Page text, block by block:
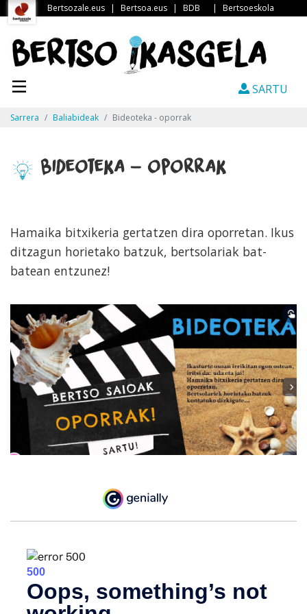
Bertsozale.eus | Bertsoa.eus | BDB | Bertsoeskola
SARTU
Sarrera Baliabideak Bideoteka - oporrak
Bideoteka - oporrak
Hamaika bitxikeria gertatzen dira oporretan. Ikus
ditzagun horietako batzuk, bertsolariak bat-
batean entzunez!